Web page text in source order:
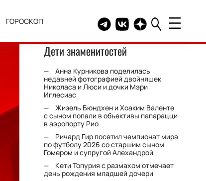
ГОРОСКОП Telegram канал HELLO
Группа HELLO
Канал HELLO в
Дети знаменитостей
Анна Курникова поделилась
недавней фотографией двойняшек
Николаса и Люси и дочки Мэри
Иглесиас
Жизель Бюндхен и Хоаким Валенте
с сыном попали в объективы папарацци
в аэропорту Рио
Ричард Гир посетил чемпионат мира
по футболу 2026 со старшим сыном
Гомером и супругой Алехандрой
Кети Топурия с размахом отмечает
день рождения младшей дочери